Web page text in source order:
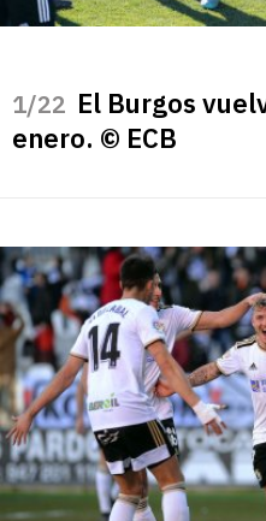
/22 El Burgos
enero. © ECB